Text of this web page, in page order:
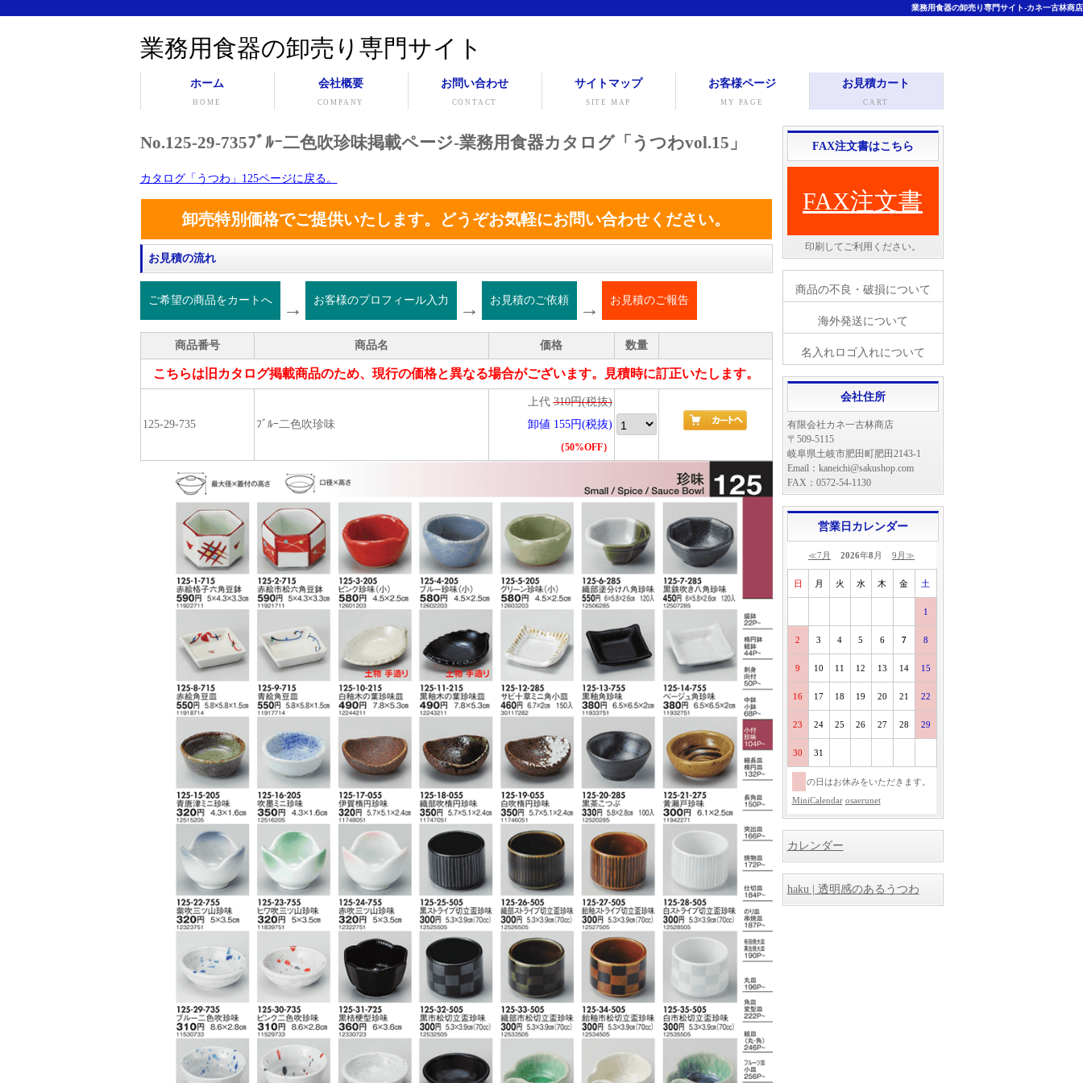
業務用食器の卸売り専門サイト-カネ一古林商店
業務用食器の卸売り専門サイト
ホーム
HOME
会社概要
COMPANY
お問い合わせ
CONTACT
サイトマップ
SITE MAP
お客様ページ
MY PAGE
お見積カート
CART
No.125-29-735ﾌﾞﾙｰ二色吹珍味掲載ページ-業務用食器カタログ「うつわvol.15」
カタログ「うつわ」125ページに戻る。
卸売特別価格でご提供いたします。どうぞお気軽にお問い合わせください。
お見積の流れ
ご希望の商品をカートへ → お客様のプロフィール入力 → お見積のご依頼 → お見積のご報告
商品番号 商品名 価格 数量
こちらは旧カタログ掲載商品のため、現行の価格と異なる場合がございます。見積時に訂正いたします。
125-29-735 ﾌﾞﾙｰ二色吹珍味
上代310円(税抜)
卸値 155円(税抜)
（50%OFF）
FAX注文書はこちら
FAX注文書
印刷してご利用ください。
商品の不良・破損について
海外発送について
名入れロゴ入れについて
会社住所
有限会社カネ一古林商店
〒509-5115
岐阜県土岐市肥田町肥田2143-1
Email：kaneichi@sakushop.com
FAX：0572-54-1130
営業日カレンダー
≪7月 2026年8 月 9月≫
日 月 火 水 木 金 土
1
2 3 4 5 6 7 8
9 10 11 12 13 14 15
16 17 18 19 20 21 22
23 24 25 26 27 28 29
30 31
の日はお休みをいただきます。
MiniCalendar osaerunet
カレンダー
haku | 透明感のあるうつわ